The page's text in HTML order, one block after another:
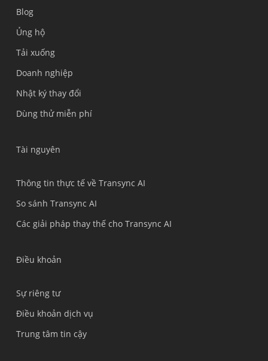
Blog
Ủng hộ
Tải xuống
Doanh nghiệp
Nhật ký thay đổi
Dùng thử miễn phí
Tài nguyên
Thông tin thực tế về Transync AI
So sánh Transync AI
Các giải pháp thay thế cho Transync AI
Điều khoản
Sự riêng tư
Điều khoản dịch vụ
Trung tâm tin cậy